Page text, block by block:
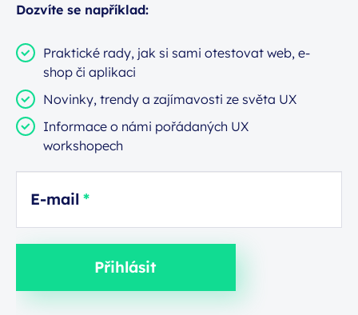
Dozvíte se například:
Praktické rady, jak si sami otestovat web, e-
shop či aplikaci
Novinky, trendy a zajímavosti ze světa UX
Informace o námi pořádaných UX
workshopech
E-mail
Přihlásit